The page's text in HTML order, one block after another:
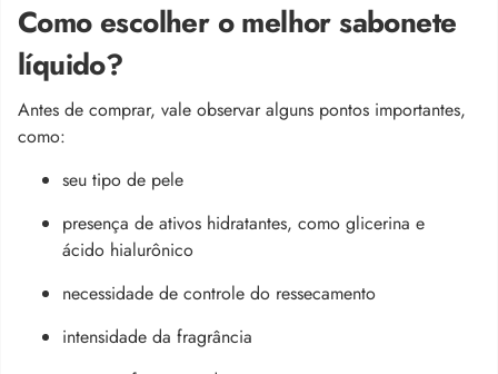
Como escolher o melhor sabonete
líquido?
Antes de comprar, vale observar alguns pontos importantes,
como:
seu tipo de pele
presença de ativos hidratantes, como glicerina e
ácido hialurônico
necessidade de controle do ressecamento
intensidade da fragrância